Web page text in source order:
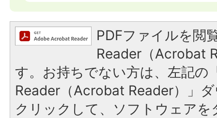
PDFファイルを閲
Reader（Acrobat
す。お持ちでない方は、左記の
Reader（Acrobat Reader）」
クリックして、ソフトウェア